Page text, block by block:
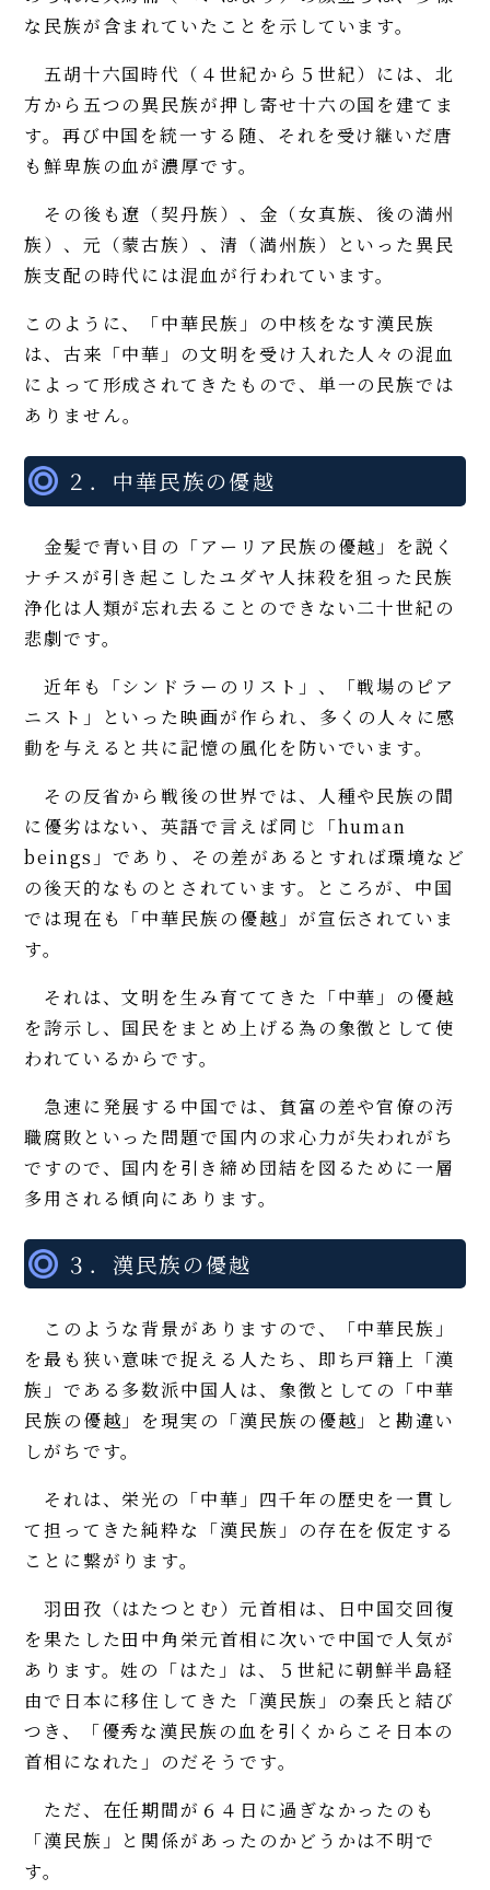
な民族が含まれていたことを示しています。
五胡十六国時代（４世紀から５世紀）には、北
方から五つの異民族が押し寄せ十六の国を建てま
す。再び中国を統一する随、それを受け継いだ唐
も鮮卑族の血が濃厚です。
その後も遼（契丹族）、金（女真族、後の満州
族）、元（蒙古族）、清（満州族）といった異民
族支配の時代には混血が行われています。
このように、「中華民族」の中核をなす漢民族
は、古来「中華」の文明を受け入れた人々の混血
によって形成されてきたもので、単一の民族では
ありません。
２．中華民族の優越
金髪で青い目の「アーリア民族の優越」を説く
ナチスが引き起こしたユダヤ人抹殺を狙った民族
浄化は人類が忘れ去ることのできない二十世紀の
悲劇です。
近年も「シンドラーのリスト」、「戦場のピア
ニスト」といった映画が作られ、多くの人々に感
動を与えると共に記憶の風化を防いでいます。
その反省から戦後の世界では、人種や民族の間
に優劣はない、英語で言えば同じ「human
beings」であり、その差があるとすれば環境など
の後天的なものとされています。ところが、中国
では現在も「中華民族の優越」が宣伝されていま
す。
それは、文明を生み育ててきた「中華」の優越
を誇示し、国民をまとめ上げる為の象徴として使
われているからです。
急速に発展する中国では、貧富の差や官僚の汚
職腐敗といった問題で国内の求心力が失われがち
ですので、国内を引き締め団結を図るために一層
多用される傾向にあります。
３．漢民族の優越
このような背景がありますので、「中華民族」
を最も狭い意味で捉える人たち、即ち戸籍上「漢
族」である多数派中国人は、象徴としての「中華
民族の優越」を現実の「漢民族の優越」と勘違い
しがちです。
それは、栄光の「中華」四千年の歴史を一貫し
て担ってきた純粋な「漢民族」の存在を仮定する
ことに繋がります。
羽田孜（はたつとむ）元首相は、日中国交回復
を果たした田中角栄元首相に次いで中国で人気が
あります。姓の「はた」は、５世紀に朝鮮半島経
由で日本に移住してきた「漢民族」の秦氏と結び
つき、「優秀な漢民族の血を引くからこそ日本の
首相になれた」のだそうです。
ただ、在任期間が６４日に過ぎなかったのも
「漢民族」と関係があったのかどうかは不明で
す。